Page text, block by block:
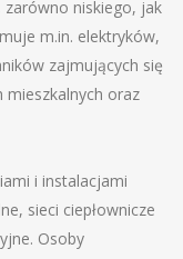
zarówno niskiego, jak
m.in. elektryków,
zajmujących się
mieszkalnych oraz
i instalacjami
sieci ciepłownicze
Osoby